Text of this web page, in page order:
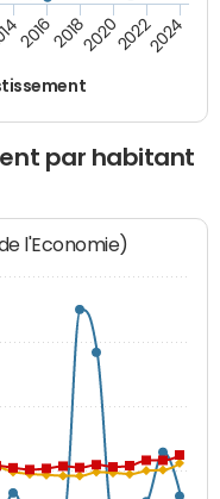
20162018202020222024
par habitant
l'Economie)